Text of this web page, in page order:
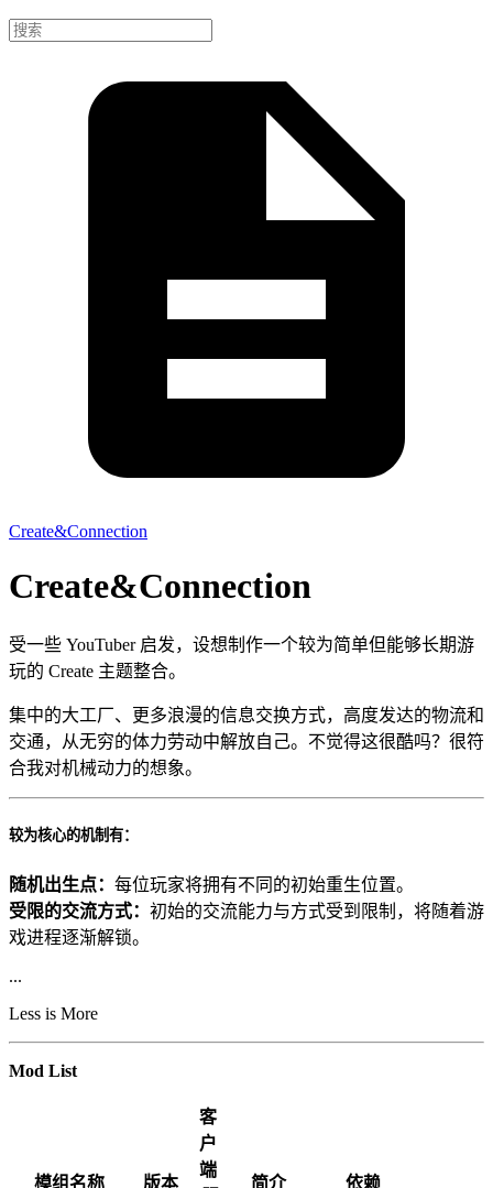
Create&Connection
Create&Connection
受一些 YouTuber 启发，设想制作一个较为简单但能够长期游
玩的 Create 主题整合。
集中的大工厂、更多浪漫的信息交换方式，高度发达的物流和
交通，从无穷的体力劳动中解放自己。不觉得这很酷吗？很符
合我对机械动力的想象。
较为核心的机制有：
随机出生点： 每位玩家将拥有不同的初始重生位置。
受限的交流方式： 初始的交流能力与方式受到限制，将随着游
戏进程逐渐解锁。
...
Less is More
Mod List
模组名称 版本
客
户
端
简介 依赖